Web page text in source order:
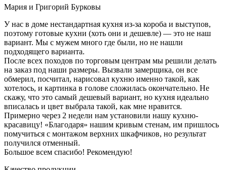
Мария и Григорий Бурковы
У нас в доме нестандартная кухня из-за короба и выступов,
поэтому готовые кухни (хоть они и дешевле) — это не наш
вариант. Мы с мужем много где были, но не нашли
подходящего варианта.
После всех походов по торговым центрам мы решили делать
на заказ под наши размеры. Вызвали замерщика, он все
обмерил, посчитал, нарисовал кухню именно такой, как
хотелось, и картинка в голове сложилась окончательно. Не
скажу, что это самый дешевый вариант, но кухня идеально
вписалась и цвет выбрала такой, как мне нравится.
Примерно через 2 недели нам установили нашу кухню-
красавицу! «Благодаря» нашим кривым стенам, им пришлось
помучиться с монтажом верхних шкафчиков, но результат
получился отменный.
Большое всем спасибо! Рекомендую!